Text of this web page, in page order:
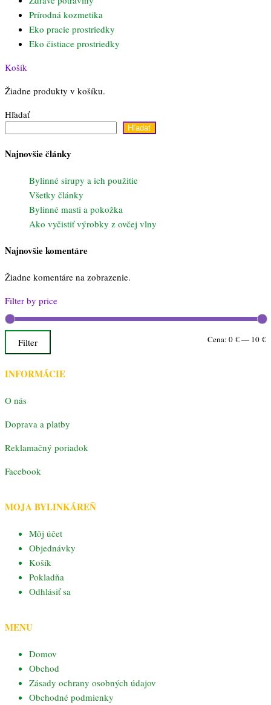
Prírodná kozmetika
Eko pracie prostriedky
Eko čistiace prostriedky
Košík
Žiadne produkty v košíku.
Hľadať
Hľadať
Najnovšie články
Bylinné sirupy a ich použitie
Všetky články
Bylinné masti a pokožka
Ako vyčistiť výrobky z ovčej vlny
Najnovšie komentáre
Žiadne komentáre na zobrazenie.
Filter by price
Filter Cena: 0 €— 10 €
INFORMÁCIE
O nás
Doprava a platby
Reklamačný poriadok
Facebook
MOJA BYLINKÁREŇ
Môj účet
Objednávky
Košík
Pokladňa
Odhlásiť sa
MENU
Domov
Obchod
Zásady ochrany osobných údajov
Obchodné podmienky